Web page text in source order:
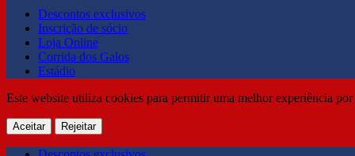
Descontos exclusivos
Inscrição de sócio
Loja Online
Corrida dos Galos
Estádio
Este website utiliza cookies para permitir uma melhor experiência
Aceitar Rejeitar